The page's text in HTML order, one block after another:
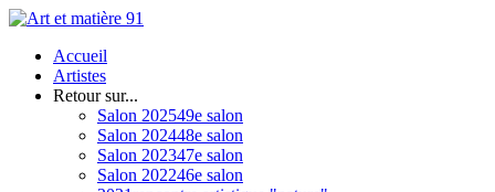
Accueil
Artistes
Retour sur...
Salon 202549e salon
Salon 202448e salon
Salon 202347e salon
Salon 202246e salon